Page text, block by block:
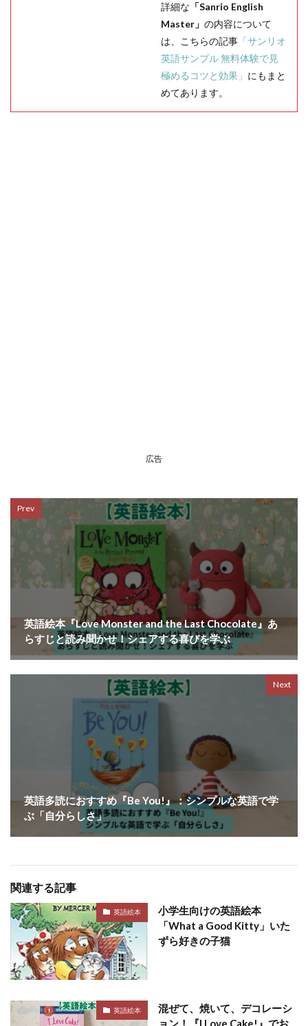
詳細な 「Sanrio English
Master」 の内容について
は、こちらの記事 「サンリオ
英語サンプル 無料体験で見
極めるコツと効果」 にもまと
めてあります。
広告
Prev
英語絵本『Love Monster and the Last Chocolate』あ
らすじと読み聞かせ！シェアする喜びを学ぶ
Next
英語多読におすすめ『Be You!』：シンプルな英語で学
ぶ「自分らしさ」
関連する記事
英語絵本
小学生向けの英語絵本
「What a Good Kitty」いた
ずら好きの子猫
英語絵本
混ぜて、焼いて、デコレーシ
ョン！『I Love Cake!』でお